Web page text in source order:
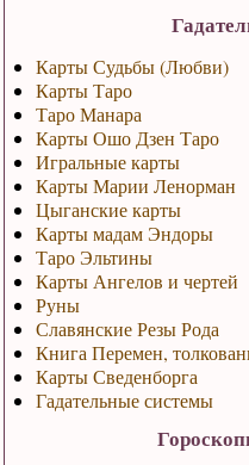
Карты Судьбы (Любви)
Карты Таро
Таро Манара
Карты Ошо Дзен Таро
Игральные карты
Карты Марии Ленорман
Цыганские карты
Карты мадам Эндоры
Таро Эльтины
Карты Ангелов и чертей
Руны
Славянские Резы Рода
Книга Перемен,
Карты Сведенборга
Гадательные системы